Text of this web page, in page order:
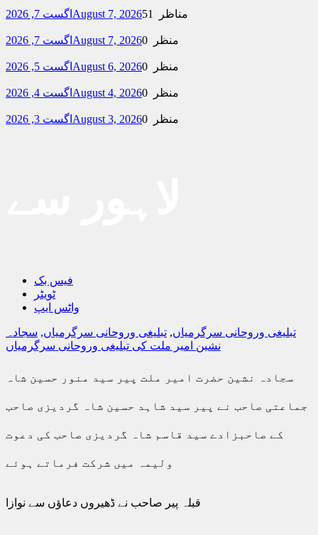
اگست 7, 2026 August 7, 2026 51 مناظر
اگست 7, 2026 August 7, 2026 0 منظر
اگست 5, 2026 August 6, 2026 0 منظر
اگست 4, 2026 August 4, 2026 0 منظر
اگست 3, 2026 August 3, 2026 0 منظر
فیس بک
ٹویٹر
واٹس ایپ
تبلیغی وروحانی سرگرمیاں, تبلیغی وروحانی سرگرمیاں, سجادہ
نشین امیر ملت کی تبلیغی وروحانی سرگرمیاں
سجادہ نشین حضرت امیر ملت پیر سید منور حسین شاہ
جماعتی صاحب نے پیر سید شاہد حسین شاہ گردیزی صاحب
کے صاحبزادے سید قاسم شاہ گردیزی صاحب کی دعوت
ولیمہ میں شرکت فرماتے ہوئے
قبلہ پیر صاحب نے ڈھیروں دعاؤں سے نوازا